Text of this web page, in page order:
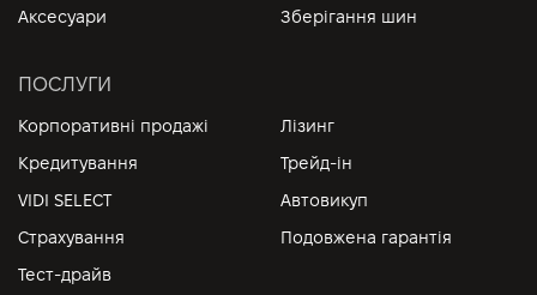
Аксесуари
Зберігання шин
ПОСЛУГИ
Корпоративні продажі
Лізинг
Кредитування
Трейд-ін
VIDI SELECT
Автовикуп
Страхування
Подовжена гарантія
Тест-драйв